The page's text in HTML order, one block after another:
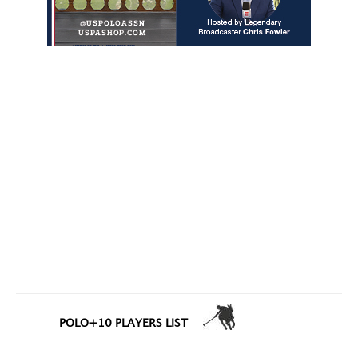
POLO+10 PLAYERS LIST